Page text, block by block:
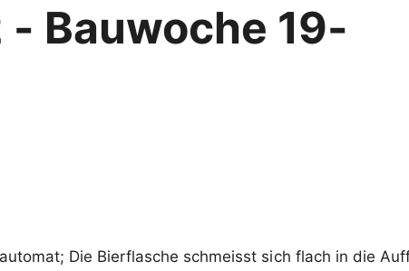
Bauwoche 19-
Die Bierflasche schmeisst sich flach in die